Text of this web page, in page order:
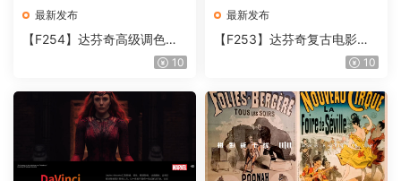
最新发布
【F254】达芬奇高级调色插
件 Contour V2.2.2 WinMac10
最新发布
【F253】达芬奇复古电影胶
片质感DCTL节点调色预设 M
T V4.0
10